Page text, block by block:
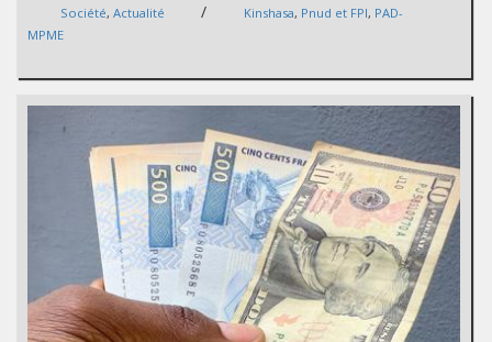
Société, Actualité / Kinshasa, Pnud et FPI, PAD-
MPME